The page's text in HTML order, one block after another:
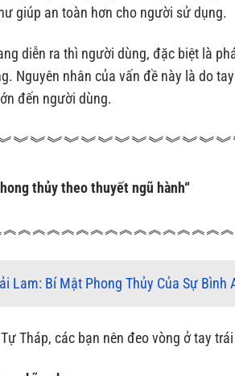
giúp an toàn hơn cho người sử dụng.
diễn ra thì người dùng, đặc biệt là
Nguyên nhân của vấn đề này là do
đến người dùng.
thủy theo thuyết ngũ hành“
Lam: Bí Mật Phong Thủy Của Sự Bình
Tháp, các bạn nên đeo vòng ở tay trái